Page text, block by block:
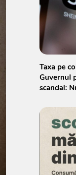
Taxa pe
Guvernul
scandal: